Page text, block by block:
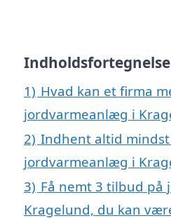
Indholdsfortegnelse
1) Hvad kan et firma
jordvarmeanlæg i
2) Indhent altid
jordvarmeanlæg i
3) Få nemt 3 tilbud
Kragelund, du kan